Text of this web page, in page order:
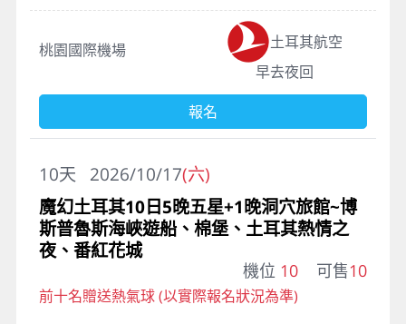
桃園國際機場
土耳其航空
早去夜回
報名
2026/10/17(六)
10天
魔幻土耳其10日5晚五星+1晚洞穴旅館~博
斯普魯斯海峽遊船、棉堡、土耳其熱情之
夜、番紅花城
機位 10 可售10
前十名贈送熱氣球 (以實際報名狀況為準)